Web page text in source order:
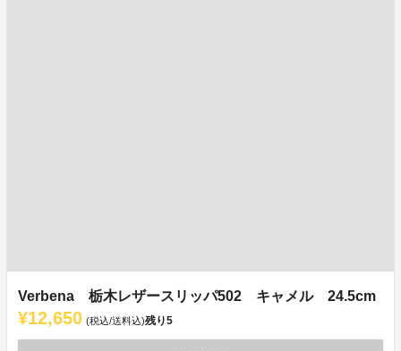
Verbena 栃木レザースリッパ502 キャメル 24.5cm
¥12,650 (税込/送料込)残り5